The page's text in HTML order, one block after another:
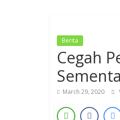
Tauhiid
Dzikir,
Fikir,
Ikhtiar
Berita
Cegah
March 29, 2020